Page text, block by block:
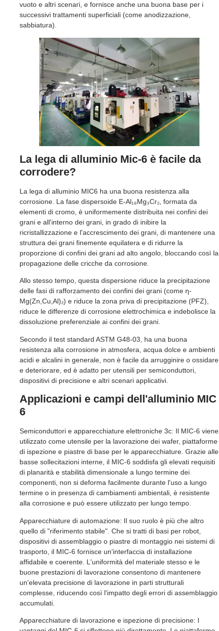
vuoto e altri scenari, e fornisce anche una buona base per i
successivi trattamenti superficiali (come anodizzazione,
sabbiatura).
La lega di alluminio Mic-6 è facile da
corrodere?
La lega di alluminio MIC6 ha una buona resistenza alla
corrosione. La fase dispersoide E-Al₁₈Mg₃Cr₂, formata da
elementi di cromo, è uniformemente distribuita nei confini dei
grani e all'interno dei grani, in grado di inibire la
ricristallizzazione e l'accrescimento dei grani, di mantenere una
struttura dei grani finemente equilatera e di ridurre la
proporzione di confini dei grani ad alto angolo, bloccando così la
propagazione delle cricche da corrosione.
Allo stesso tempo, questa dispersione riduce la precipitazione
delle fasi di rafforzamento dei confini dei grani (come η-
Mg(Zn,Cu,Al)₂) e riduce la zona priva di precipitazione (PFZ),
riduce le differenze di corrosione elettrochimica e indebolisce la
dissoluzione preferenziale ai confini dei grani.
Secondo il test standard ASTM G48-03, ha una buona
resistenza alla corrosione in atmosfera, acqua dolce e ambienti
acidi e alcalini in generale, non è facile da arrugginire o ossidare
e deteriorare, ed è adatto per utensili per semiconduttori,
dispositivi di precisione e altri scenari applicativi.
Applicazioni e campi dell'alluminio MIC
6
Semiconduttori e apparecchiature elettroniche 3c: Il MIC-6 viene
utilizzato come utensile per la lavorazione dei wafer, piattaforme
di ispezione e piastre di base per le apparecchiature. Grazie alle
basse sollecitazioni interne, il MIC-6 soddisfa gli elevati requisiti
di planarità e stabilità dimensionale a lungo termine dei
componenti, non si deforma facilmente durante l'uso a lungo
termine o in presenza di cambiamenti ambientali, è resistente
alla corrosione e può essere utilizzato per lungo tempo.
Apparecchiature di automazione: Il suo ruolo è più che altro
quello di "riferimento stabile". Che si tratti di basi per robot,
dispositivi di assemblaggio o piastre di montaggio nei sistemi di
trasporto, il MIC-6 fornisce un'interfaccia di installazione
affidabile e coerente. L'uniformità del materiale stesso e le
buone prestazioni di lavorazione consentono di mantenere
un'elevata precisione di lavorazione in parti strutturali
complesse, riducendo così l'impatto degli errori di assemblaggio
accumulati.
Apparecchiature di lavorazione e ispezione di precisione: I